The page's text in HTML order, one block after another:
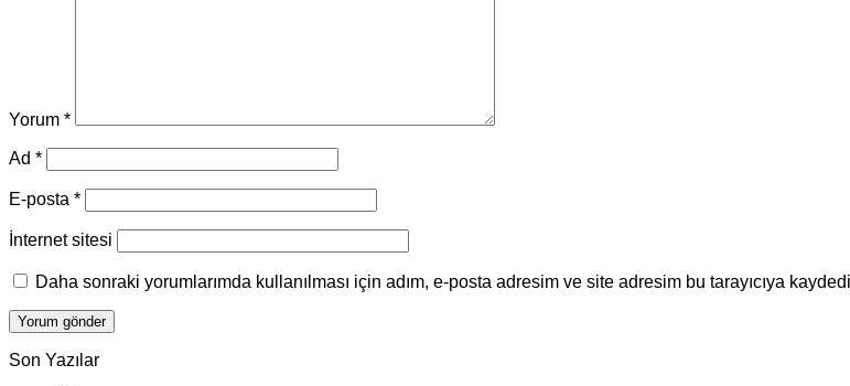
Yorum *
Ad *
E-posta *
İnternet sitesi
Daha sonraki yorumlarımda kullanılması için adım, e-posta adresim ve site adresim bu tarayıcıya
Son Yazılar